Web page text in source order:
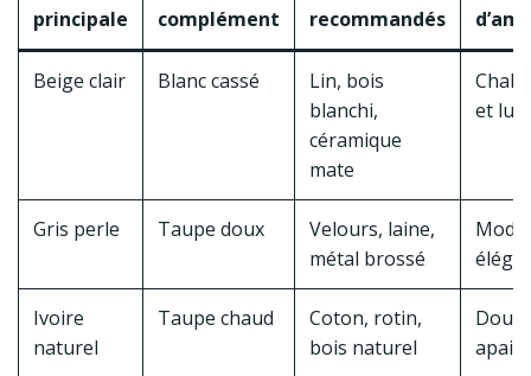
principale
complément
recommandés
Beige clair Blanc cassé
Lin, bois
blanchi,
céramique
mate
et
Gris perle Taupe doux
Velours, laine,
métal brossé
Ivoire
naturel
Taupe chaud
Coton, rotin,
bois naturel
Doux